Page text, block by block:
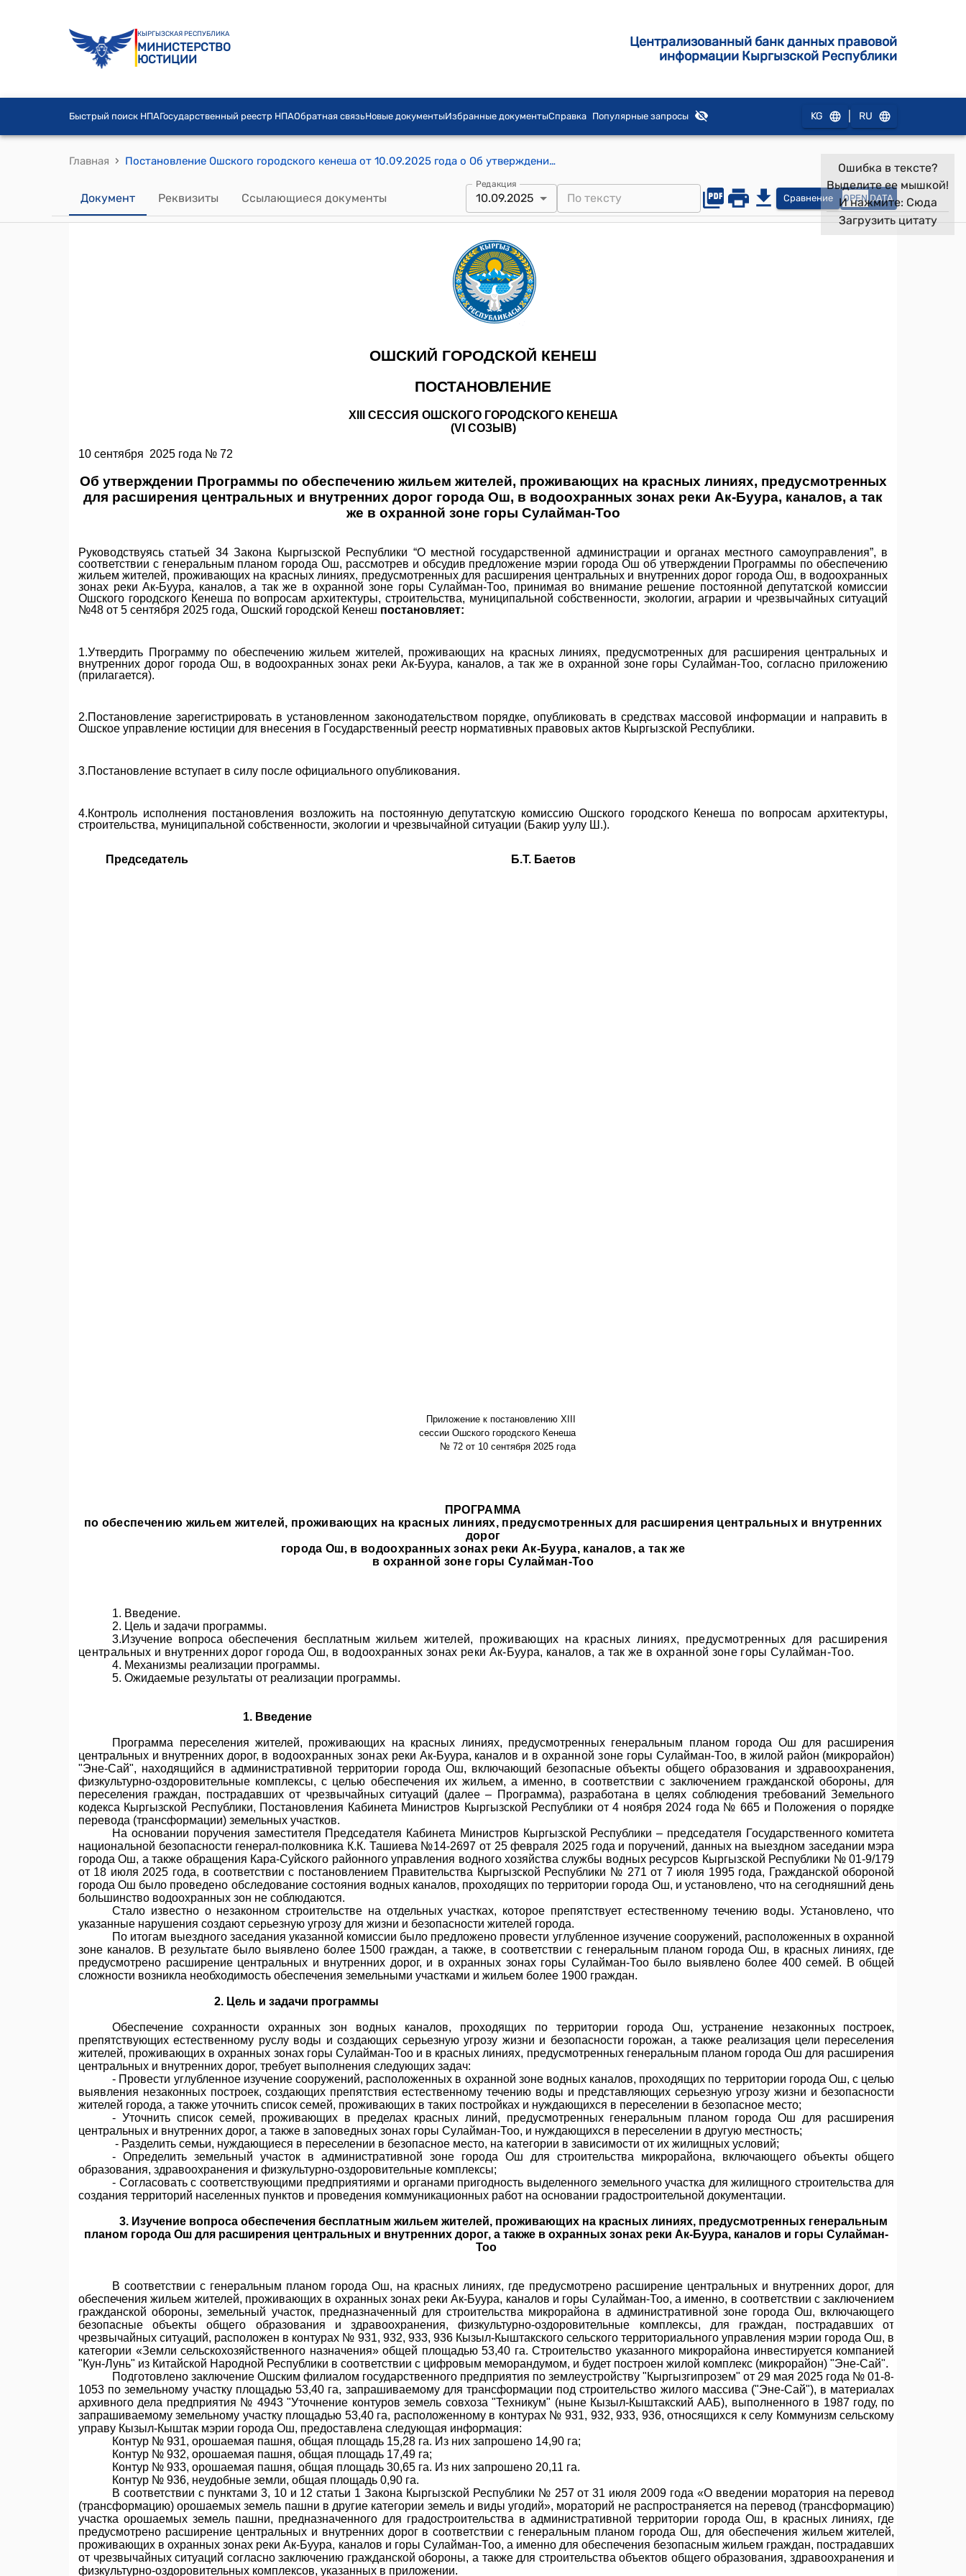
КЫРГЫЗСКАЯ РЕСПУБЛИКА
МИНИСТЕРСТВО
ЮСТИЦИИ
Централизованный банк данных правовой
информации Кыргызской Республики
Быстрый поиск НПАГосударственный реестр НПАОбратная связьНовые документыИзбранные документыСправка Популярные запросы KG RU
Главная › Постановление Ошского городского кенеша от 10.09.2025 года о Об утверждении Программы по обеспечению жильем жителей, проживающих на красных линиях, предусмотренных для расширения центральных и внутренних дорог города Ош, в водоохранных зонах реки Ак-Буура, каналов, а так же в охранной зоне горы Сулайман-Тоо
Документ Реквизиты Ссылающиеся документы
Редакция
10.09.2025 Сравнение OPEN DATA
Ошибка в тексте?
Выделите ее мышкой!
И нажмите: Сюда
Загрузить цитату